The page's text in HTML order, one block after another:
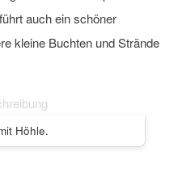
auch ein schöner
kleine Buchten und Strände
Höhle.